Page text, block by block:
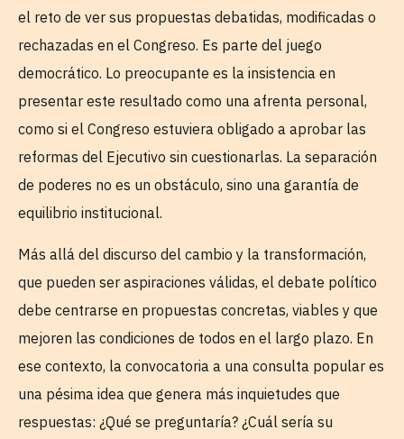
el reto de ver sus propuestas debatidas, modificadas o
rechazadas en el Congreso. Es parte del juego
democrático. Lo preocupante es la insistencia en
presentar este resultado como una afrenta personal,
como si el Congreso estuviera obligado a aprobar las
reformas del Ejecutivo sin cuestionarlas. La separación
de poderes no es un obstáculo, sino una garantía de
equilibrio institucional.
Más allá del discurso del cambio y la transformación,
que pueden ser aspiraciones válidas, el debate político
debe centrarse en propuestas concretas, viables y que
mejoren las condiciones de todos en el largo plazo. En
ese contexto, la convocatoria a una consulta popular es
una pésima idea que genera más inquietudes que
respuestas: ¿Qué se preguntaría? ¿Cuál sería su